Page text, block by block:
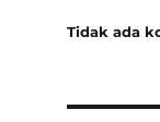
Tidak ada